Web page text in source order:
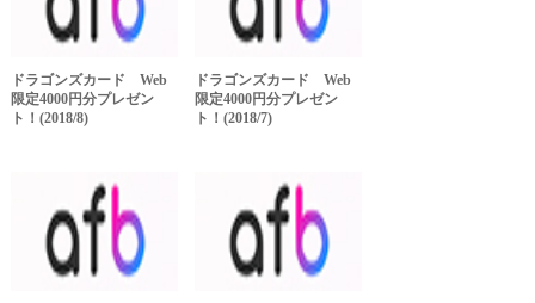
ドラゴンズカード Web
限定4000円分プレゼン
ト！(2018/8)
ドラゴンズカード Web
限定4000円分プレゼン
ト！(2018/7)